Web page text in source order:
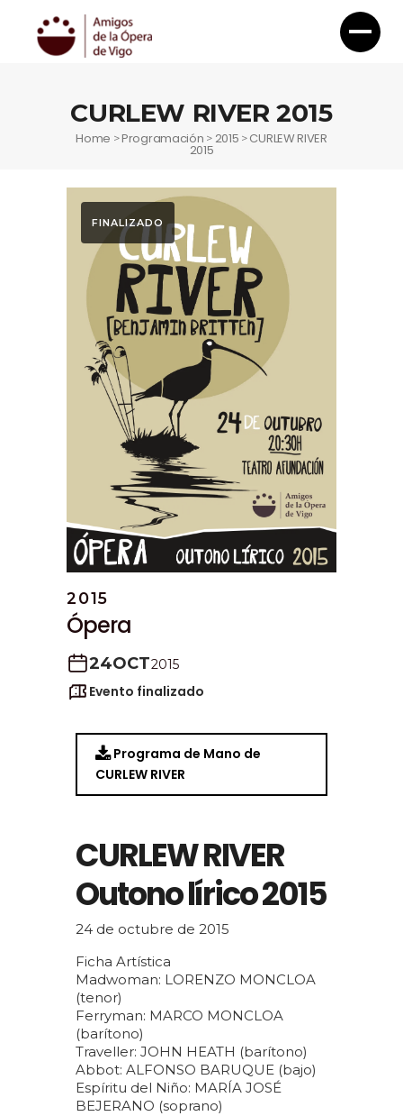
CURLEW RIVER 2015
Home >Programación > 2015 >CURLEW RIVER
2015
FINALIZADO
2015
Ópera
24OCT2015
Evento finalizado
Programa de Mano de
CURLEW RIVER
CURLEW RIVER
Outono lírico 2015
24 de octubre de 2015
Ficha Artística
Madwoman: LORENZO MONCLOA
(tenor)
Ferryman: MARCO MONCLOA
(barítono)
Traveller: JOHN HEATH (barítono)
Abbot: ALFONSO BARUQUE (bajo)
Espíritu del Niño: MARÍA JOSÉ
BEJERANO (soprano)